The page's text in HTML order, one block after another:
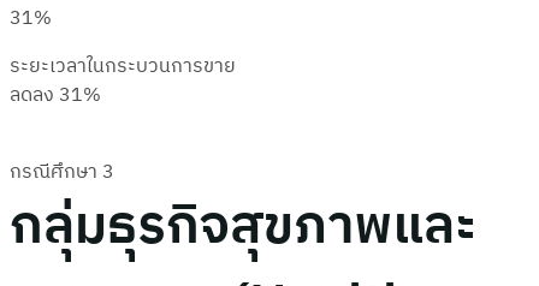
31%
ระยะเวลาในกระบวนการขาย
ลดลง 31%
กรณีศึกษา 3
กลุ่มธุรกิจสุขภาพและ